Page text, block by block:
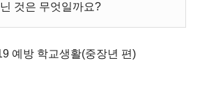
것은 무엇일까요?
예방 학교생활(중장년 편)